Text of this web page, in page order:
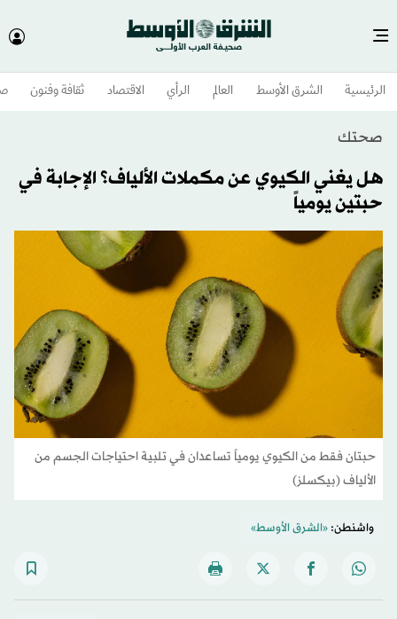
الرئيسية الشرق الأوسط​ العالم الرأي الاقتصاد ثقافة وفنون
صحتك
هل يغني الكيوي عن مكملات الألياف؟ الإجابة في
حبتين يومياً
حبتان فقط من الكيوي يومياً تساعدان في تلبية احتياجات الجسم من
الألياف (بيكسلز)
واشنطن:«الشرق الأوسط»